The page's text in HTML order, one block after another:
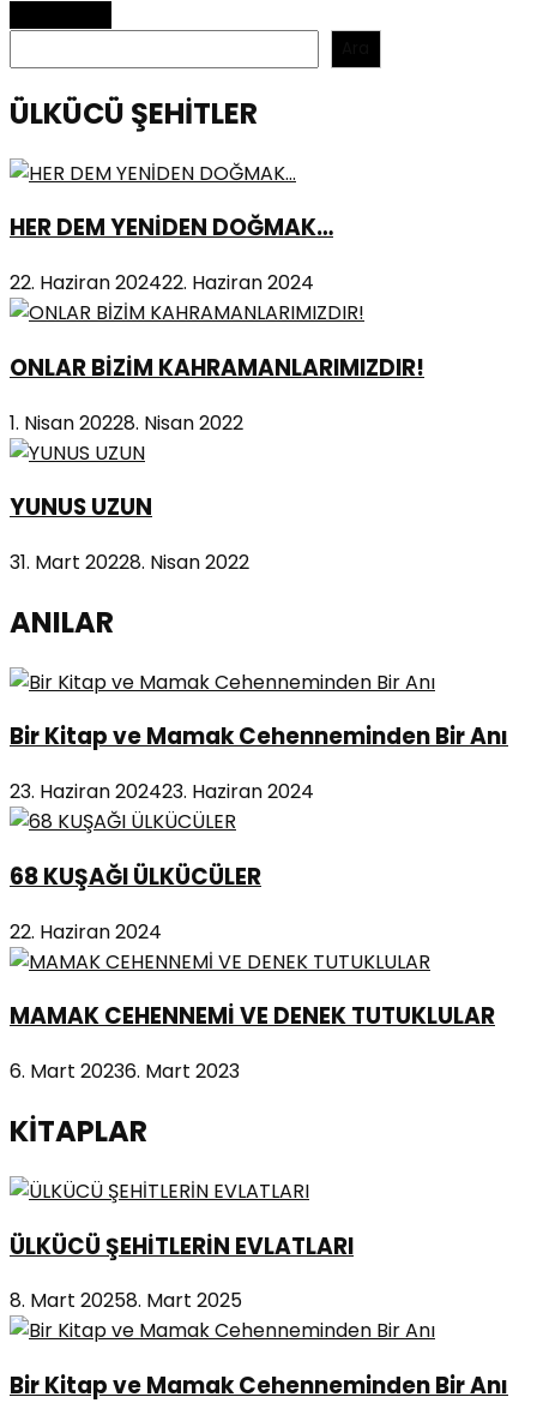
ÜLKÜCÜ ŞEHİTLER
HER DEM YENİDEN DOĞMAK…
22. Haziran 202422. Haziran 2024
ONLAR BİZİM KAHRAMANLARIMIZDIR!
1. Nisan 20228. Nisan 2022
YUNUS UZUN
31. Mart 20228. Nisan 2022
ANILAR
Bir Kitap ve Mamak Cehenneminden Bir Anı
23. Haziran 202423. Haziran 2024
68 KUŞAĞI ÜLKÜCÜLER
22. Haziran 2024
MAMAK CEHENNEMİ VE DENEK TUTUKLULAR
6. Mart 20236. Mart 2023
KİTAPLAR
ÜLKÜCÜ ŞEHİTLERİN EVLATLARI
8. Mart 20258. Mart 2025
Bir Kitap ve Mamak Cehenneminden Bir Anı